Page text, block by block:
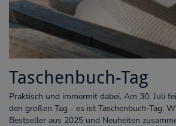
Taschenbuch-Tag
Praktisch und immermit dabei. Am 30. Juli
den großen Tag - es ist Taschenbuch-Tag.
Bestseller aus 2025 und Neuheiten